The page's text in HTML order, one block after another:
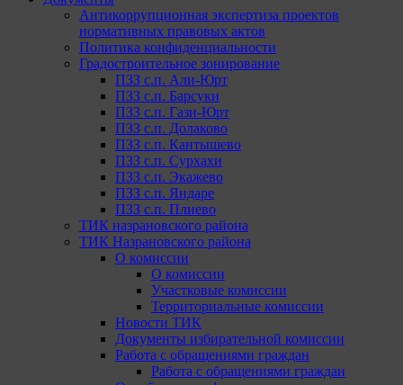
Антикоррупционная экспертиза проектов
нормативных правовых актов
Политика конфиденциальности
Градостроительное зонирование
ПЗЗ с.п. Али-Юрт
ПЗЗ с.п. Барсуки
ПЗЗ с.п. Гази-Юрт
ПЗЗ с.п. Долаково
ПЗЗ с.п. Кантышево
ПЗЗ с.п. Сурхахи
ПЗЗ с.п. Экажево
ПЗЗ с.п. Яндаре
ПЗЗ с.п. Плиево
ТИК назрановского района
ТИК Назрановского района
О комиссии
О комиссии
Участковые комиссии
Территориальные комиссии
Новости ТИК
Документы избирательной комиссии
Работа с обращениями граждан
Работа с обращениями граждан